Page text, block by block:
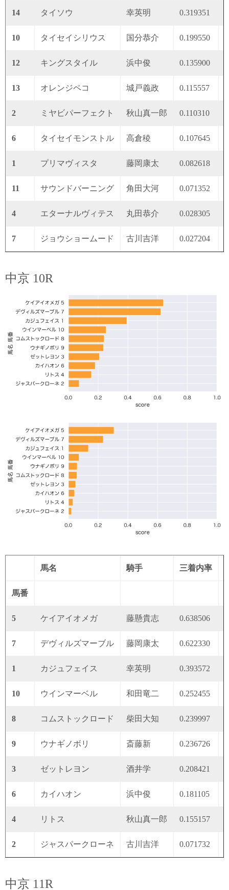
14 タイソウ 幸英明 0.319351
10 タイセイシリウス 国分恭介 0.199550
12 キングスタイル 浜中俊 0.135900
13 オレンジペコ 城戸義政 0.115557
2 ミヤビパーフェクト 秋山真一郎 0.110310
6 タイセイモンストル 高倉稜 0.107645
1 プリマヴィスタ 藤岡康太 0.082618
11 サウンドバーニング 角田大河 0.071352
4 エターナルヴィテス 丸田恭介 0.028305
7 ジョウショームード 古川吉洋 0.027204
中京 10R
馬名 騎手 三着内率
馬番
5 ケイアイオメガ 藤懸貴志 0.638506
7 デヴィルズマーブル 藤岡康太 0.622330
1 カジュフェイス 幸英明 0.393572
10 ウインマーベル 和田竜二 0.252455
8 コムストックロード 柴田大知 0.239997
9 ウナギノボリ 斎藤新 0.236726
3 ゼットレヨン 酒井学 0.208421
6 カイハオン 浜中俊 0.181105
4 リトス 秋山真一郎 0.155157
2 ジャスパークローネ 古川吉洋 0.071732
中京 11R